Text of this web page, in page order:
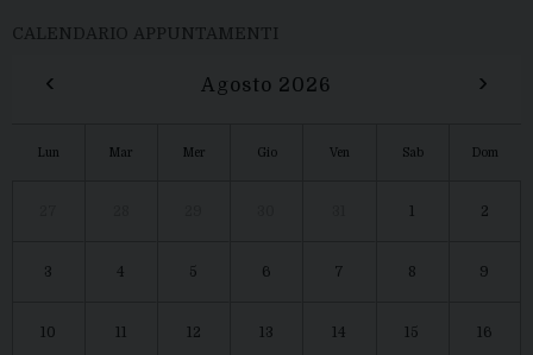
CALENDARIO APPUNTAMENTI
‹ Agosto 2026 ›
Lun Mar Mer Gio Ven Sab Dom
1 2
3 4 5 6 7 8 9
10 11 12 13 14 15 16